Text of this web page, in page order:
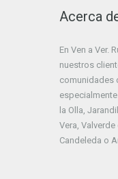
Acerca
En Ven a Ver.
nuestros
comunidades
la Olla,
Vera, Valverde
Candeleda o